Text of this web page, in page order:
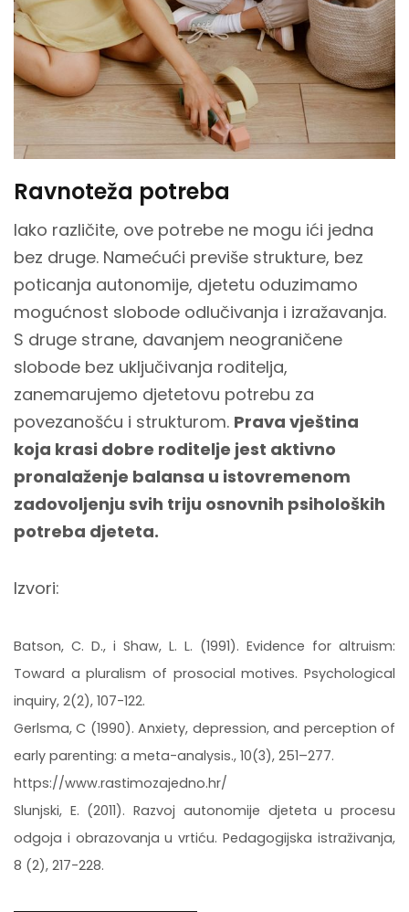
Ravnoteža potreba
Iako različite, ove potrebe ne mogu ići jedna
bez druge. Namećući previše strukture, bez
poticanja autonomije, djetetu oduzimamo
mogućnost slobode odlučivanja i izražavanja.
S druge strane, davanjem neograničene
slobode bez uključivanja roditelja,
zanemarujemo djetetovu potrebu za
povezanošću i strukturom. Prava vještina
koja krasi dobre roditelje jest aktivno
pronalaženje balansa u istovremenom
zadovoljenju svih triju osnovnih psiholoških
potreba djeteta.
Izvori:
Batson, C. D., i Shaw, L. L. (1991). Evidence for altruism:
Toward a pluralism of prosocial motives. Psychological
inquiry, 2(2), 107-122.
Gerlsma, C (1990). Anxiety, depression, and perception of
early parenting: a meta-analysis., 10(3), 251–277.
https://www.rastimozajedno.hr/
Slunjski, E. (2011). Razvoj autonomije djeteta u procesu
odgoja i obrazovanja u vrtiću. Pedagogijska istraživanja,
8 (2), 217-228.